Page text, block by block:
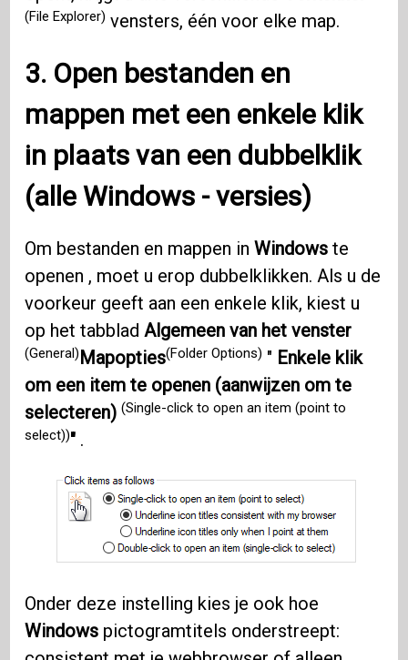
(File Explorer) vensters, één voor elke map.
3. Open bestanden en
mappen met een enkele klik
in plaats van een dubbelklik
(alleWindows - versies)
Om bestanden en mappen inWindows te
openen , moet u erop dubbelklikken. Als u de
voorkeur geeft aan een enkele klik, kiest u
op het tabbladAlgemeen van het venster
(General) Mapopties(Folder Options) " Enkele klik
om een ​​item te openen (aanwijzen om te
selecteren)(Single-click to open an item (point to
select))" .
Onder deze instelling kies je ook hoe
Windows pictogramtitels onderstreept: